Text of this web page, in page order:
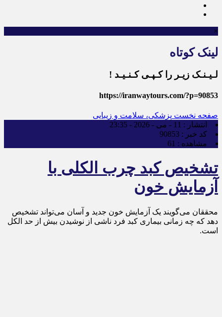
×
لینک کوتاه
لـیـنـک زیـر را کـپـی کـنـیـد !
https://iranwaytours.com/?p=90853
صفحه نخست پزشکی، سلامت و زیبایی
انتشار : 11 - می - 2026 - 23:35
کد خبر : 90853
مشاهده : 61
تشخیص کبد چرب الکلی با
آزمایش خون
محققان می‌گویند یک آزمایش خون جدید و آسان می‌تواند تشخیص
دهد که چه زمانی بیماری کبد فرد ناشی از نوشیدن بیش از حد الکل
است.